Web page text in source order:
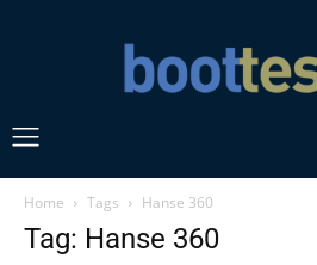
Home Tags Hanse 360
Tag: Hanse 360